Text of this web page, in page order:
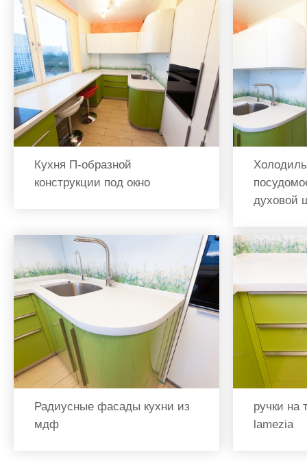
Кухня П-образной
конструкции под окно
духовой
Радиусные фасады кухни из
мдф
ручки на
lamezia